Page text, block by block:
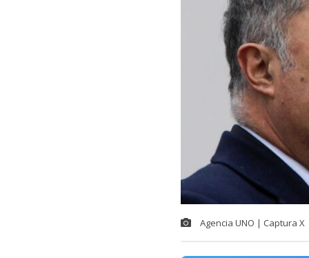
Agencia UNO | Captura X